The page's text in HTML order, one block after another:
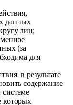
данных
лиц;
(за
для
в результате
содержание
которых